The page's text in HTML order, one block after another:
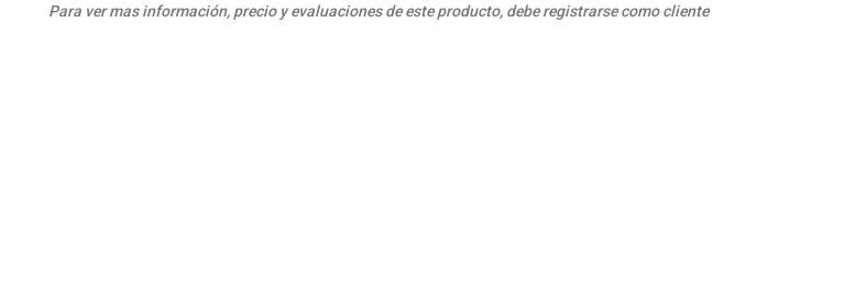
Para ver mas información, precio y evaluaciones de este producto, debe registrarse como cliente